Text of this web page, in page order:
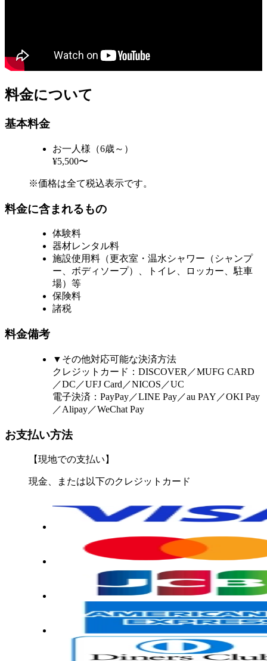
料金について
基本料金
お一人様（6歳～）
¥5,500〜
※価格は全て税込表示です。
料金に含まれるもの
体験料
器材レンタル料
施設使用料（更衣室・温水シャワー（シャンプ
ー、ボディソープ）、トイレ、ロッカー、駐車
場）等
保険料
諸税
料金備考
▼その他対応可能な決済方法
クレジットカード：DISCOVER／MUFG CARD
／DC／UFJ Card／NICOS／UC
電子決済：PayPay／LINE Pay／au PAY／OKI Pay
／Alipay／WeChat Pay
お支払い方法
【現地での支払い】
現金、または以下のクレジットカード